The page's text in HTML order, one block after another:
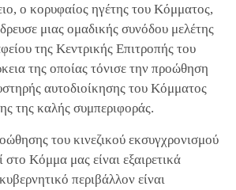
ο κορυφαίος ηγέτης του Κόμματος,
μιας ομαδικής συνόδου μελέτης
της Κεντρικής Επιτροπής του
της οποίας τόνισε την προώθηση
αυτοδιοίκησης του Κόμματος
της καλής συμπεριφοράς.
του κινεζικού εκσυγχρονισμού
στο Κόμμα μας είναι εξαιρετικά
περιβάλλον είναι